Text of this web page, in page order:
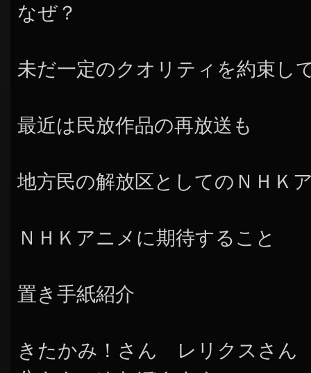
なぜ？
未だ一定のクオリティを約束し
最近は民放作品の再放送も
地方民の解放区としてのＮＨＫ
ＮＨＫアニメに期待すること
置き手紙紹介
きたかみ！さん レリクスさ